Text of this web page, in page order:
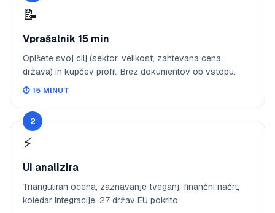
📝
Vprašalnik 15 min
Opišete svoj cilj (sektor, velikost, zahtevana cena,
država) in kupčev profil. Brez dokumentov ob vstopu.
⏱️ 15 MINUT
2
⚡
UI analizira
Trianguliran ocena, zaznavanje tveganj, finančni načrt,
koledar integracije. 27 držav EU pokrito.